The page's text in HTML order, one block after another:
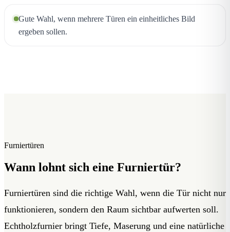
Gute Wahl, wenn mehrere Türen ein einheitliches Bild
ergeben sollen.
Furniertüren
Wann lohnt sich eine Furniertür?
Furniertüren sind die richtige Wahl, wenn die Tür nicht nur
funktionieren, sondern den Raum sichtbar aufwerten soll.
Echtholzfurnier bringt Tiefe, Maserung und eine natürliche